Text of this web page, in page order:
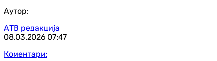
Аутор:
АТВ редакција
08.03.2026 07:47
Коментари: